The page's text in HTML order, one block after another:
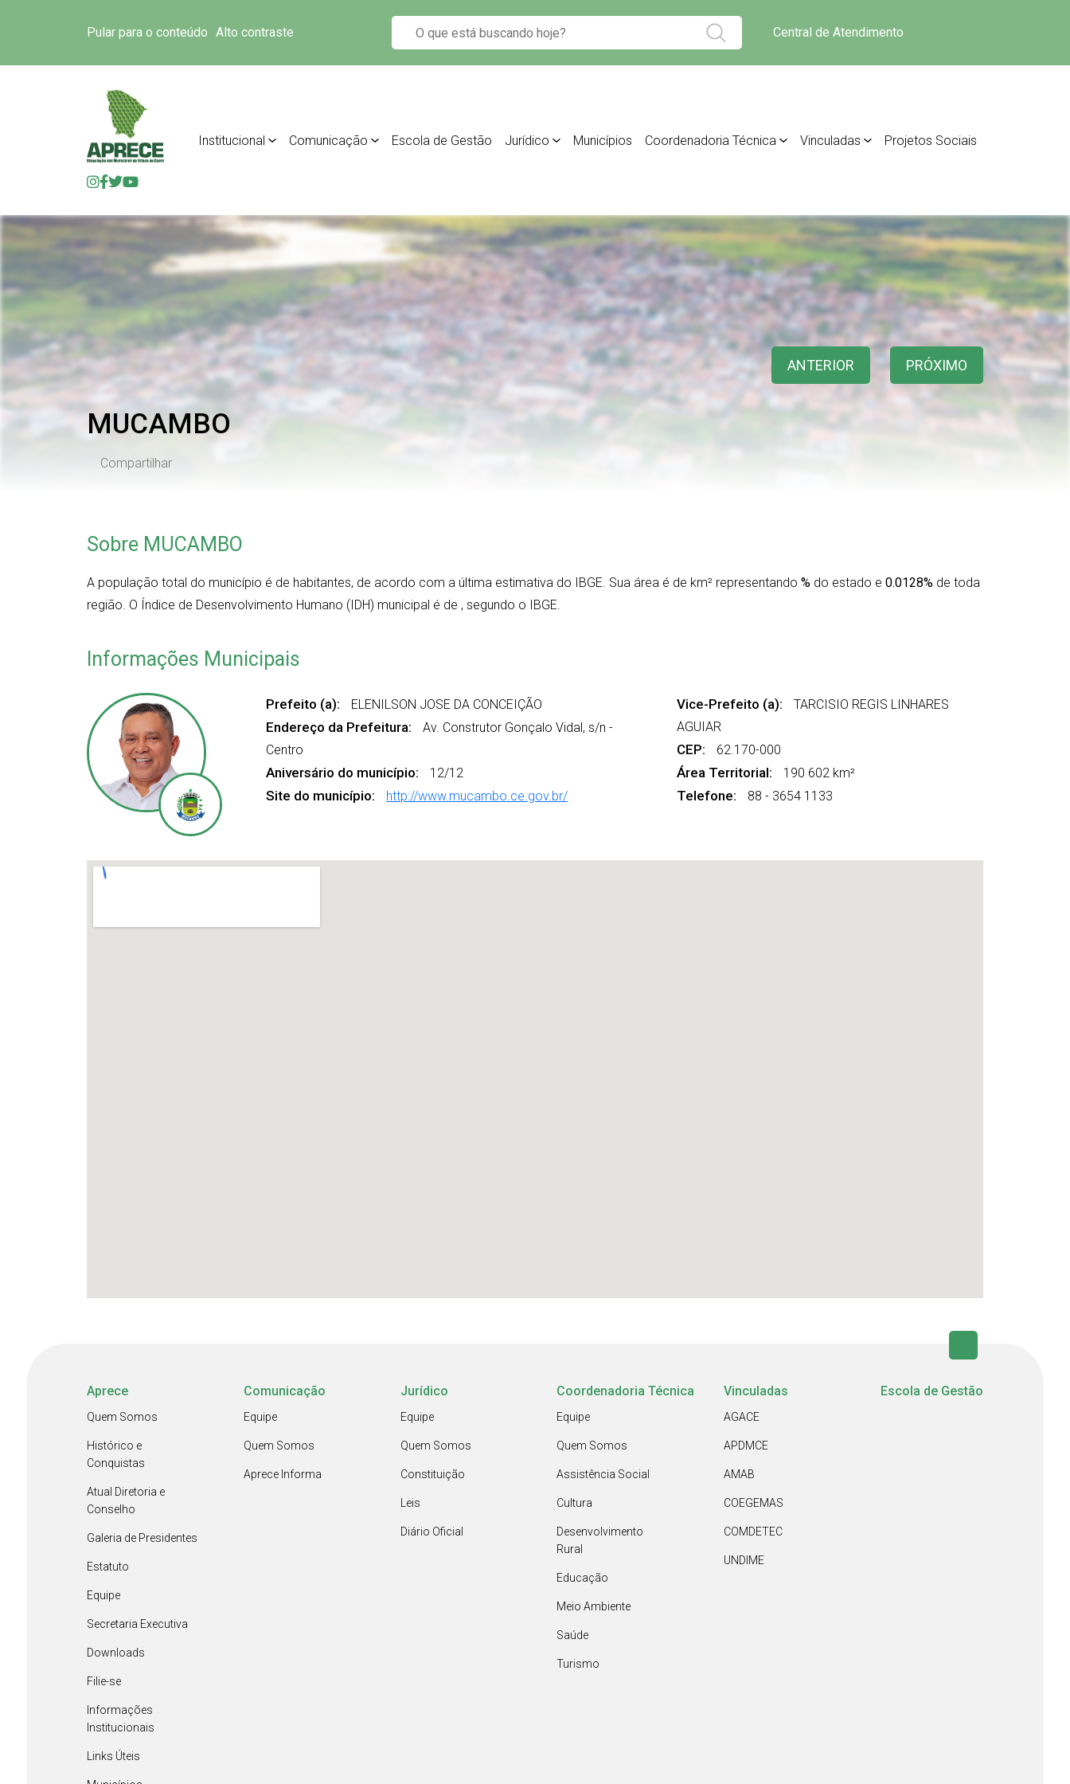
Pular para o conteúdo Alto contraste Central de Atendimento
Institucional Comunicação Escola de Gestão Jurídico Municípios Coordenadoria Técnica Vinculadas Projetos Sociais
ANTERIOR PRÓXIMO
MUCAMBO
Compartilhar
Sobre MUCAMBO
A população total do município é de habitantes, de acordo com a última estimativa do IBGE. Sua área é de km² representando % do estado e 0.0128% de toda
região. O Índice de Desenvolvimento Humano (IDH) municipal é de , segundo o IBGE.
Informações Municipais
Prefeito (a): ELENILSON JOSE DA CONCEIÇÃO
Endereço da Prefeitura:
Av. Construtor Gonçalo Vidal, s/n -
Centro
Aniversário do município: 12/12
Site do município: http://www.mucambo.ce.gov.br/
Vice-Prefeito (a):
TARCISIO REGIS LINHARES
AGUIAR
CEP: 62.170-000
Área Territorial: 190 602 km²
Telefone: 88 - 3654 1133
Aprece
Quem Somos
Histórico e
Conquistas
Atual Diretoria e
Conselho
Galeria de Presidentes
Estatuto
Equipe
Secretaria Executiva
Downloads
Filie-se
Informações
Institucionais
Links Úteis
Comunicação
Equipe
Quem Somos
Aprece Informa
Jurídico
Equipe
Quem Somos
Constituição
Leis
Diário Oficial
Coordenadoria Técnica
Equipe
Quem Somos
Assistência Social
Cultura
Desenvolvimento
Rural
Educação
Meio Ambiente
Saúde
Turismo
Vinculadas
AGACE
APDMCE
AMAB
COEGEMAS
COMDETEC
UNDIME
Escola de Gestão